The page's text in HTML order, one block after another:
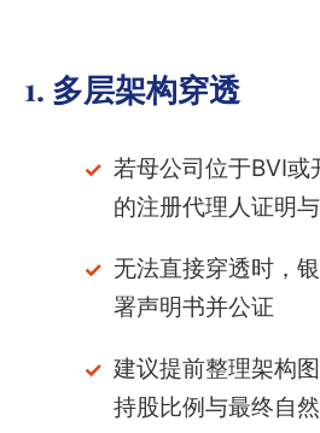
1. 多层架构穿透
若母公司位于BVI或
的注册代理人证明
无法直接穿透时，
署声明书并公证
建议提前整理架构
持股比例与最终自